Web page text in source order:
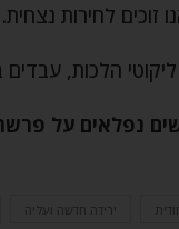
זוכים לחירות נצחית.
הלכות, עבדים
נפלאים על
ירידה חדשה ועליה